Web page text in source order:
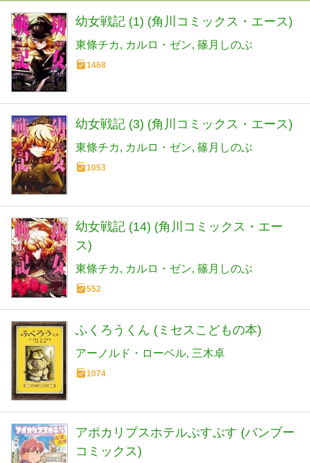
幼女戦記 (1) (角川コミックス・エース)
東條チカ カルロ・ゼン 篠月しのぶ
1468
幼女戦記 (3) (角川コミックス・エース)
東條チカ カルロ・ゼン 篠月しのぶ
1053
幼女戦記 (14) (角川コミックス・エー
ス)
東條チカ カルロ・ゼン 篠月しのぶ
552
ふくろうくん (ミセスこどもの本)
アーノルド・ローベル 三木卓
1074
アポカリプスホテルぷすぷす (バンブー
コミックス)